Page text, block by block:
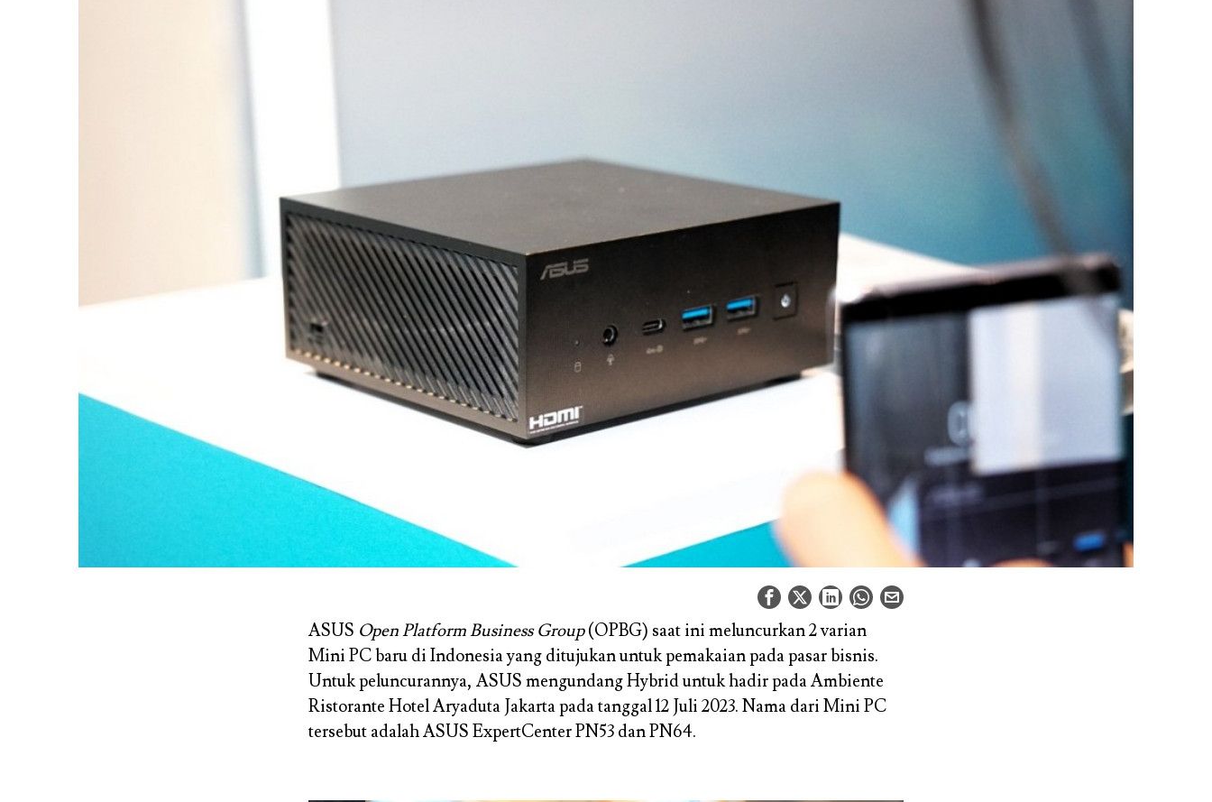
ASUS Open Platform Business Group(OPBG) saat ini meluncurkan 2 varian
Mini PC baru di Indonesia yang ditujukan untuk pemakaian pada pasar bisnis.
Untuk peluncurannya, ASUS mengundang Hybrid untuk hadir pada Ambiente
Ristorante Hotel Aryaduta Jakarta pada tanggal 12 Juli 2023. Nama dari Mini PC
tersebut adalah ASUS ExpertCenter PN53 dan PN64.